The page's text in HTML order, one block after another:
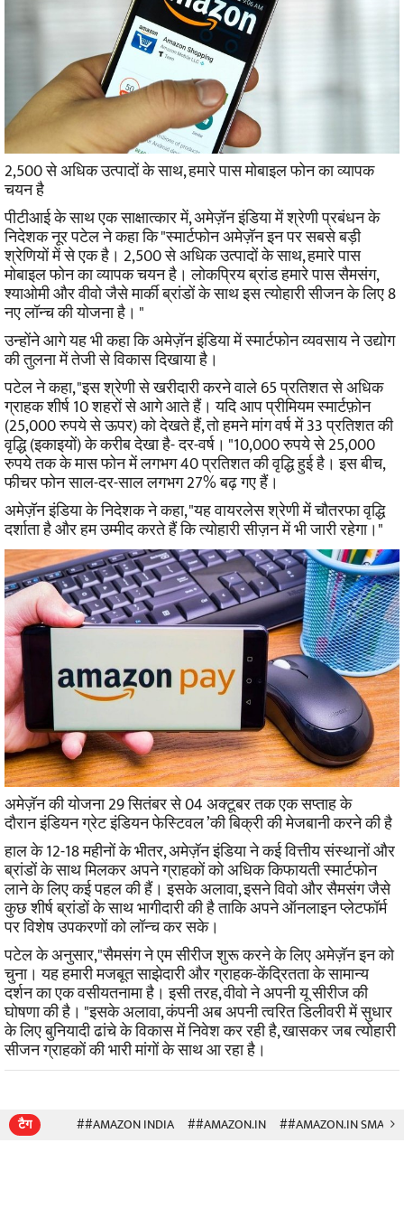
2,500 से अधिक उत्पादों के साथ, हमारे पास मोबाइल फोन का व्यापक
चयन है
पीटीआई के साथ एक साक्षात्कार में, अमेज़ॅन इंडिया में श्रेणी प्रबंधन के
निदेशक नूर पटेल ने कहा कि "स्मार्टफोन अमेज़ॅन इन पर सबसे बड़ी
श्रेणियों में से एक है। 2,500 से अधिक उत्पादों के साथ, हमारे पास
मोबाइल फोन का व्यापक चयन है। लोकप्रिय ब्रांड हमारे पास सैमसंग,
श्याओमी और वीवो जैसे मार्की ब्रांडों के साथ इस त्योहारी सीजन के लिए 8
नए लॉन्च की योजना है। "
उन्होंने आगे यह भी कहा कि अमेज़ॅन इंडिया में स्मार्टफोन व्यवसाय ने उद्योग
की तुलना में तेजी से विकास दिखाया है।
पटेल ने कहा, "इस श्रेणी से खरीदारी करने वाले 65 प्रतिशत से अधिक
ग्राहक शीर्ष 10 शहरों से आगे आते हैं। यदि आप प्रीमियम स्मार्टफ़ोन
(25,000 रुपये से ऊपर) को देखते हैं, तो हमने मांग वर्ष में 33 प्रतिशत की
वृद्धि (इकाइयों) के करीब देखा है- दर-वर्ष। "10,000 रुपये से 25,000
रुपये तक के मास फोन में लगभग 40 प्रतिशत की वृद्धि हुई है। इस बीच,
फीचर फोन साल-दर-साल लगभग 27% बढ़ गए हैं।
अमेज़ॅन इंडिया के निदेशक ने कहा, "यह वायरलेस श्रेणी में चौतरफा वृद्धि
दर्शाता है और हम उम्मीद करते हैं कि त्योहारी सीज़न में भी जारी रहेगा।"
अमेज़ॅन की योजना 29 सितंबर से 04 अक्टूबर तक एक सप्ताह के
दौरान इंडियन ग्रेट इंडियन फेस्टिवल ’की बिक्री की मेजबानी करने की है
हाल के 12-18 महीनों के भीतर, अमेज़ॅन इंडिया ने कई वित्तीय संस्थानों और
ब्रांडों के साथ मिलकर अपने ग्राहकों को अधिक किफायती स्मार्टफोन
लाने के लिए कई पहल की हैं।इसके अलावा, इसने विवो और सैमसंग जैसे
कुछ शीर्ष ब्रांडों के साथ भागीदारी की है ताकि अपने ऑनलाइन प्लेटफॉर्म
पर विशेष उपकरणों को लॉन्च कर सके।
पटेल के अनुसार,"सैमसंग ने एम सीरीज शुरू करने के लिए अमेज़ॅन इन को
चुना। यह हमारी मजबूत साझेदारी और ग्राहक-केंद्रितता के सामान्य
दर्शन का एक वसीयतनामा है। इसी तरह, वीवो ने अपनी यू सीरीज की
घोषणा की है। "इसके अलावा, कंपनी अब अपनी त्वरित डिलीवरी में सुधार
के लिए बुनियादी ढांचे के विकास में निवेश कर रही है, खासकर जब त्योहारी
सीजन ग्राहकों की भारी मांगों के साथ आ रहा है।
टैग ##AMAZON INDIA ##AMAZON.IN ##AMAZON.IN